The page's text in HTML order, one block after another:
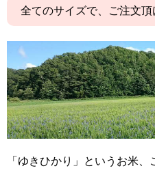
全てのサイズで、ご注文頂
「ゆきひかり」というお米、